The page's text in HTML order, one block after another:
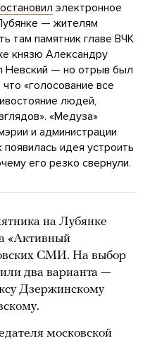
остановил электронное
— жителям
там памятник главе ВЧК
князю Александру
Невский — но отрыв был
«голосование все
людей,
«Медуза»
и администрации
идея устроить
его резко свернули.
на Лубянке
«Активный
СМИ. На выбор
два варианта —
Дзержинскому
московской